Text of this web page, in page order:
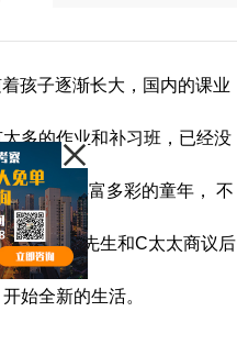
孩子逐渐长大，国内的课业
多的作业和补习班，已经没
有一个丰富多彩的童年， 不
成长。C先生和C太太商议后
始全新的生活。